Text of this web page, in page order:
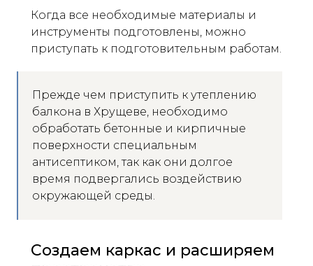
Когда все необходимые материалы и
инструменты подготовлены, можно
приступать к подготовительным работам.
Прежде чем приступить к утеплению
балкона в Хрущеве, необходимо
обработать бетонные и кирпичные
поверхности специальным
антисептиком, так как они долгое
время подвергались воздействию
окружающей среды.
Создаем каркас и расширяем